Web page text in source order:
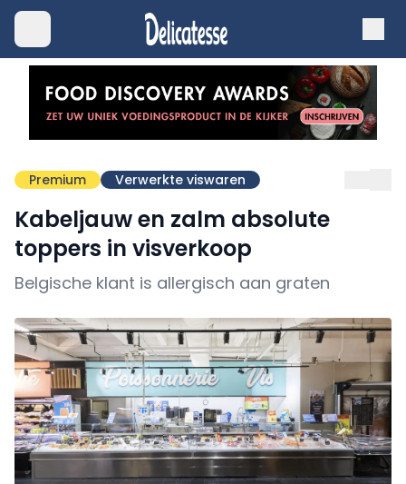
Premium Verwerkte viswaren
Kabeljauw en zalm absolute
toppers in visverkoop
Belgische klant is allergisch aan graten